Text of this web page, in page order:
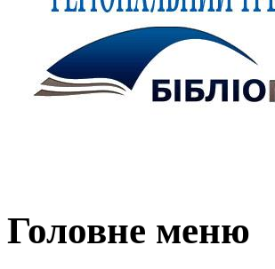
Головне меню